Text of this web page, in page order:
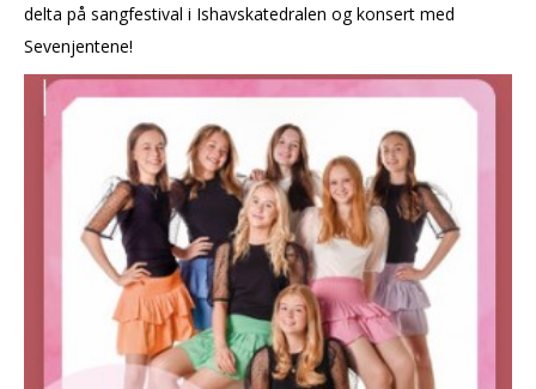
KONTAKT
delta på sangfestival i Ishavskatedralen og konsert med
Sevenjentene!